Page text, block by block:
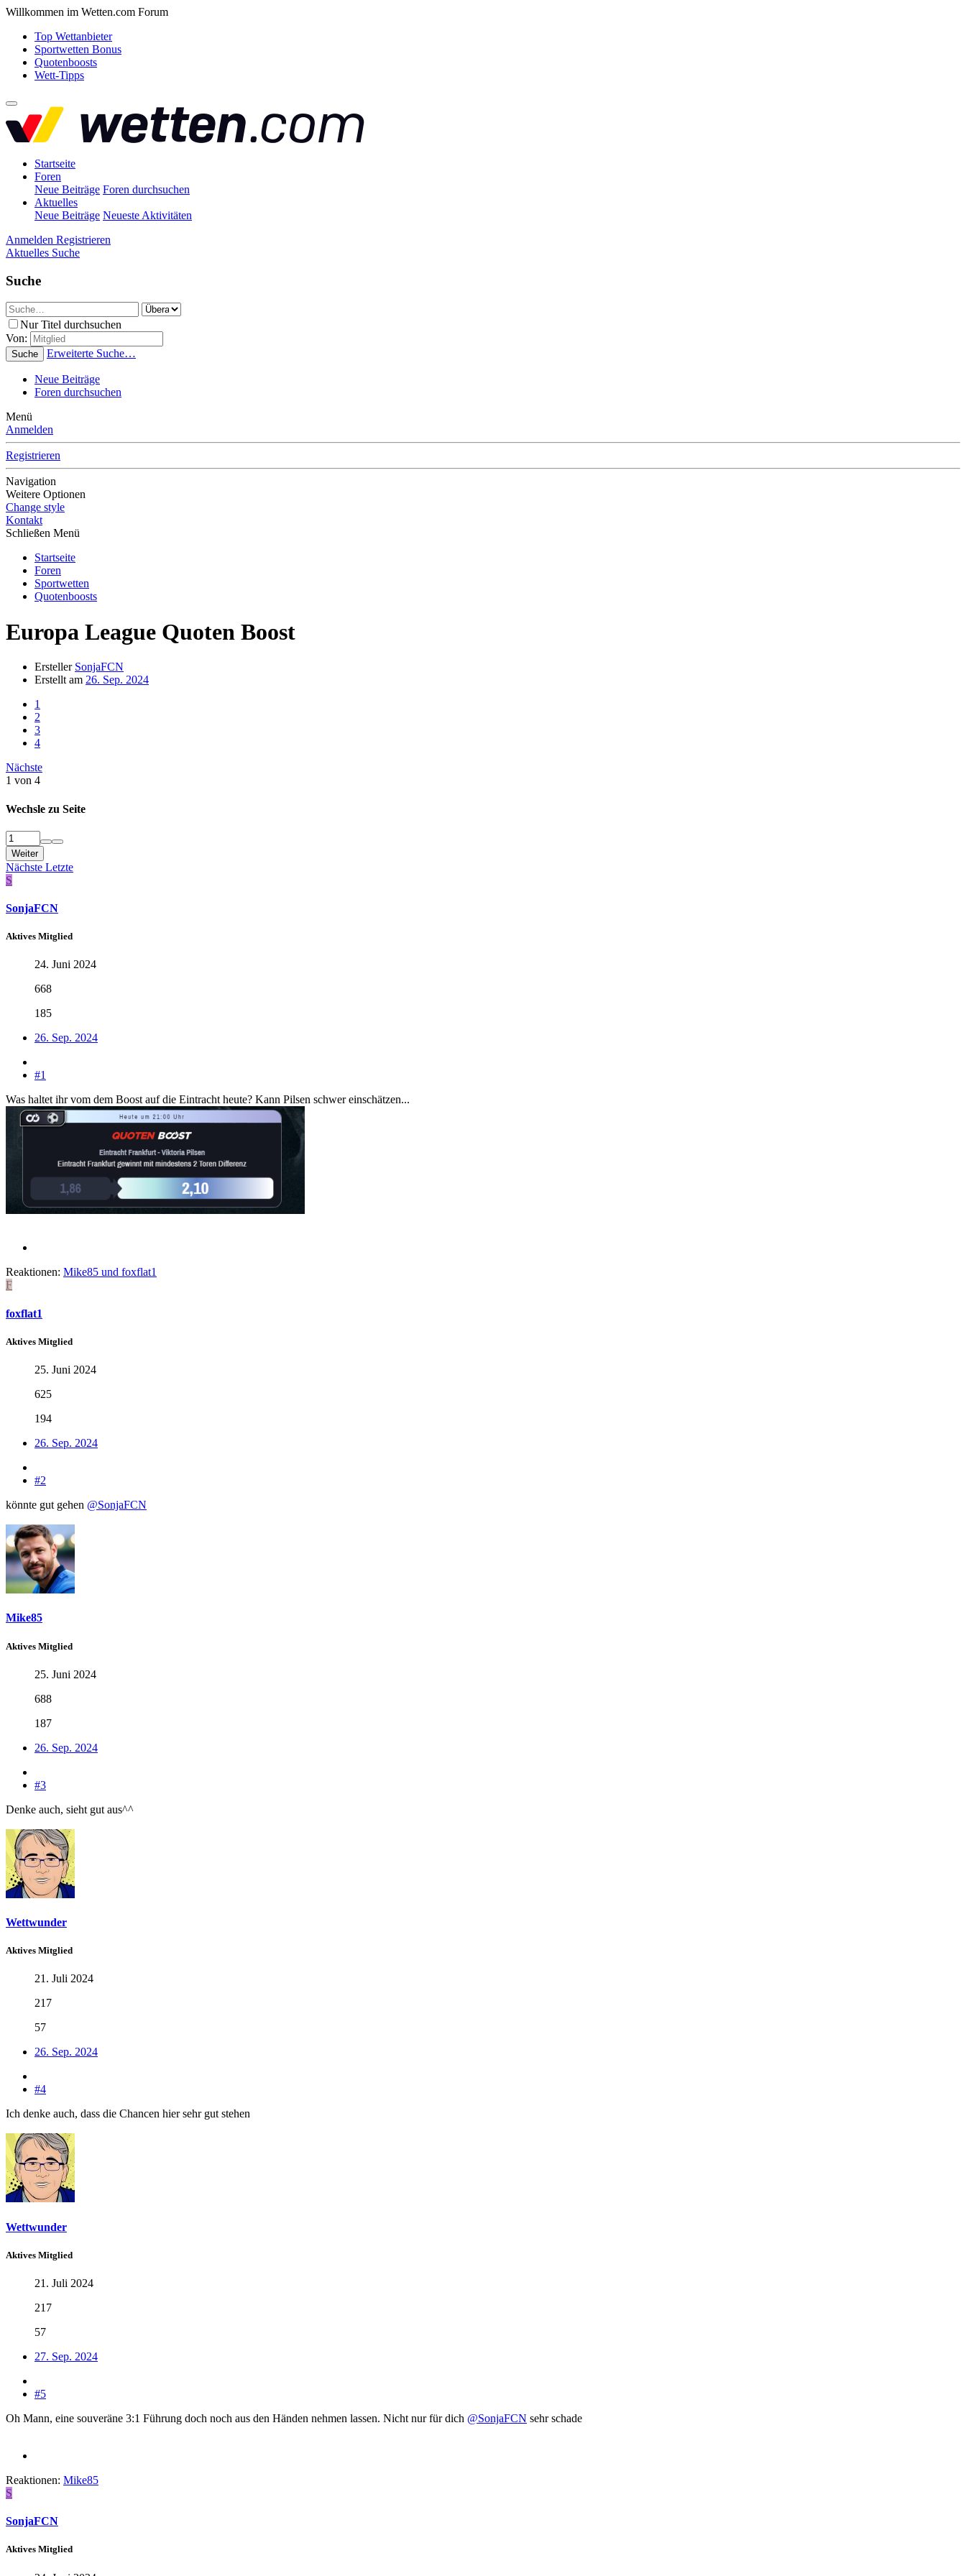
Willkommen im Wetten.com Forum
Top Wettanbieter
Sportwetten Bonus
Quotenboosts
Wett-Tipps
Startseite
Foren
Neue Beiträge Foren durchsuchen
Aktuelles
Neue Beiträge Neueste Aktivitäten
Anmelden Registrieren
Aktuelles Suche
Suche
Nur Titel durchsuchen
Von:
Suche Erweiterte Suche…
Neue Beiträge
Foren durchsuchen
Menü
Anmelden
Registrieren
Navigation
Weitere Optionen
Change style
Kontakt
Schließen Menü
Startseite
Foren
Sportwetten
Quotenboosts
Europa League Quoten Boost
Ersteller SonjaFCN
Erstellt am 26. Sep. 2024
1
2
3
4
Nächste
1 von 4
Wechsle zu Seite
Weiter
Nächste Letzte
S
SonjaFCN
Aktives Mitglied
24. Juni 2024
668
185
26. Sep. 2024
#1
Was haltet ihr vom dem Boost auf die Eintracht heute? Kann Pilsen schwer einschätzen...
Reaktionen: Mike85 und foxflat1
F
foxflat1
Aktives Mitglied
25. Juni 2024
625
194
26. Sep. 2024
#2
könnte gut gehen @SonjaFCN
Mike85
Aktives Mitglied
25. Juni 2024
688
187
26. Sep. 2024
#3
Denke auch, sieht gut aus^^
Wettwunder
Aktives Mitglied
21. Juli 2024
217
57
26. Sep. 2024
#4
Ich denke auch, dass die Chancen hier sehr gut stehen
Wettwunder
Aktives Mitglied
21. Juli 2024
217
57
27. Sep. 2024
#5
Oh Mann, eine souveräne 3:1 Führung doch noch aus den Händen nehmen lassen. Nicht nur für dich @SonjaFCN sehr schade
Reaktionen: Mike85
S
SonjaFCN
Aktives Mitglied